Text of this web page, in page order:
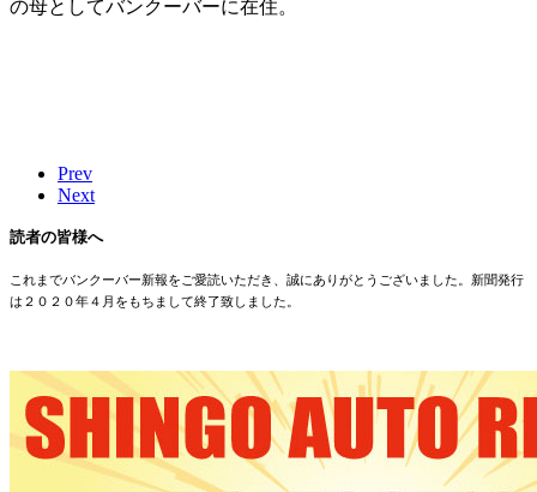
の母としてバンクーバーに在住。
Prev
Next
読者の皆様へ
これまでバンクーバー新報をご愛読いただき、誠にありがとうございました。新聞発行
は２０２０年４月をもちまして終了致しました。